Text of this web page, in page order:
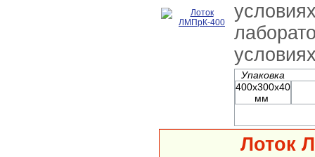
Упаковка
400х300х40
мм
Лоток